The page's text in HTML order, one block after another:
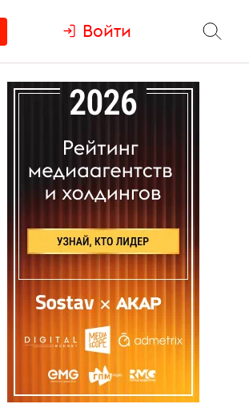
Войти